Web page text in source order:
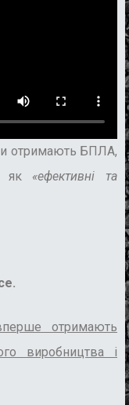
отримають БПЛА,
як «ефективні та
отримають
виробництва і